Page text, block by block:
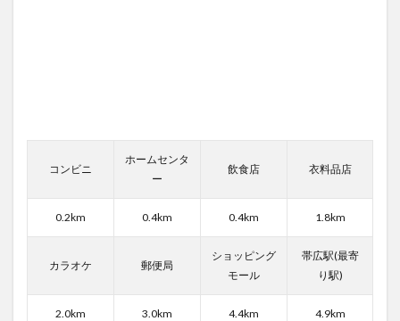
校の
(宿
の口
コミ
東横
INNと
コンビニ
ホームセンタ
ー
飲食店 衣料品店
0.2km 0.4km 0.4km 1.8km
カラオケ 郵便局
ショッピング
モール
帯広駅(最寄
り駅)
2.0km 3.0km 4.4km 4.9km